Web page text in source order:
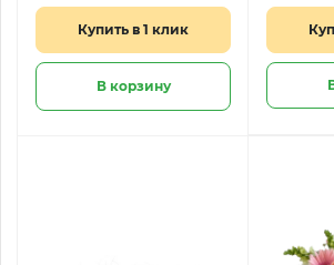
Купить в 1 клик
В корзину